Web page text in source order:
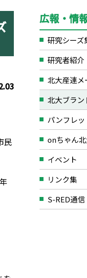
民
広報・情
研究シーズ
研究者紹介
北大産連メ
北大ブラン
パンフレッ
onちゃん
イベント
リンク集
S-RED通信